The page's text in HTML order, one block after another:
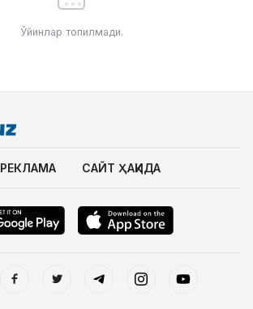
Ўйинлар топилмади.
РЕКЛАМА САЙТ ҲАҚИДА